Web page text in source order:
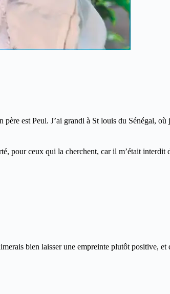
est Peul. J’ai grandi à St louis du Sénégal, où
pour ceux qui la cherchent, car il m’était interdit
bien laisser une empreinte plutôt positive, et